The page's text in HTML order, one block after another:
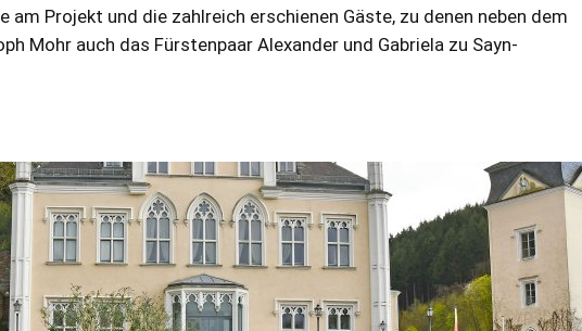
am Projekt und die zahlreich erschienen Gäste, zu denen neben dem
Mohr auch das Fürstenpaar Alexander und Gabriela zu Sayn-